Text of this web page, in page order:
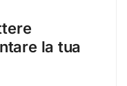
la tua